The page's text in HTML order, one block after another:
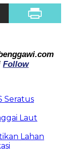
Follow
Seratus
Laut
Lahan